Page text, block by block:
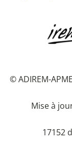
© ADIREM-
Mise à
17152